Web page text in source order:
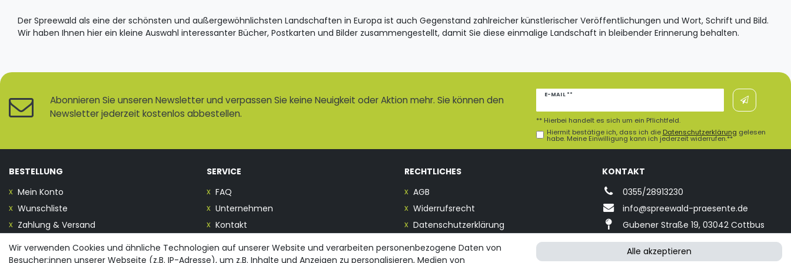
Der Spreewald als eine der schönsten und außergewöhnlichsten Landschaften in Europa ist auch Gegenstand zahlreicher künstlerischer Veröffentlichungen und Wort, Schrift und Bild.
Wir haben Ihnen hier ein kleine Auswahl interessanter Bücher, Postkarten und Bilder zusammengestellt, damit Sie diese einmalige Landschaft in bleibender Erinnerung behalten.
Abonnieren Sie unseren Newsletter und verpassen Sie keine Neuigkeit oder Aktion mehr. Sie können den
Newsletter jederzeit kostenlos abbestellen.
E-MAIL **
Newsletter
Hiermit bestätige ich, dass ich die Daten­schutz­erklärung gelesen
habe. Meine Einwilligung kann ich jederzeit widerrufen.**
** Hierbei handelt es sich um ein Pflichtfeld.
BESTELLUNG
Mein Konto
Wunschliste
Zahlung & Versand
Vertrag widerrufen
SERVICE
FAQ
Unternehmen
Kontakt
RECHTLICHES
AGB
Widerrufsrecht
Datenschutzerklärung
Impressum
KONTAKT
0355/28913230
info@spreewald-praesente.de
Gubener Straße 19, 03042 Cottbus
Wir verwenden Cookies und ähnliche Technologien auf unserer Website und verarbeiten personenbezogene Daten von
Besucher:innen unserer Webseite (z.B. IP-Adresse), um z.B. Inhalte und Anzeigen zu personalisieren, Medien von
Alle akzeptieren